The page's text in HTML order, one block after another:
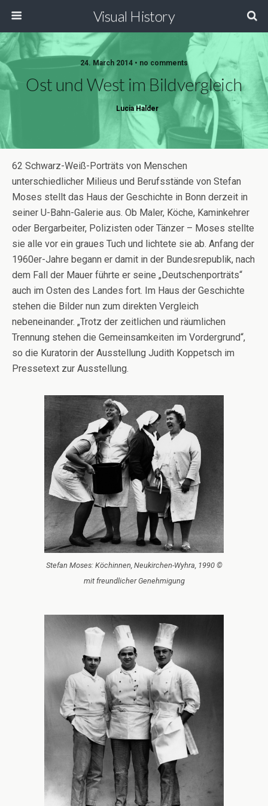
Visual History
24. March 2014 • no comments
Ost und West im Bildvergleich
Lucia Halder
62 Schwarz-Weiß-Porträts von Menschen
unterschiedlicher Milieus und Berufsstände von Stefan
Moses stellt das Haus der Geschichte in Bonn derzeit in
seiner U-Bahn-Galerie aus. Ob Maler, Köche, Kaminkehrer
oder Bergarbeiter, Polizisten oder Tänzer – Moses stellte
sie alle vor ein graues Tuch und lichtete sie ab. Anfang der
1960er-Jahre begann er damit in der Bundesrepublik, nach
dem Fall der Mauer führte er seine „Deutschenporträts“
auch im Osten des Landes fort. Im Haus der Geschichte
stehen die Bilder nun zum direkten Vergleich
nebeneinander. „Trotz der zeitlichen und räumlichen
Trennung stehen die Gemeinsamkeiten im Vordergrund“,
so die Kuratorin der Ausstellung Judith Koppetsch im
Pressetext zur Ausstellung.
Stefan Moses: Köchinnen, Neukirchen-Wyhra, 1990 ©
mit freundlicher Genehmigung